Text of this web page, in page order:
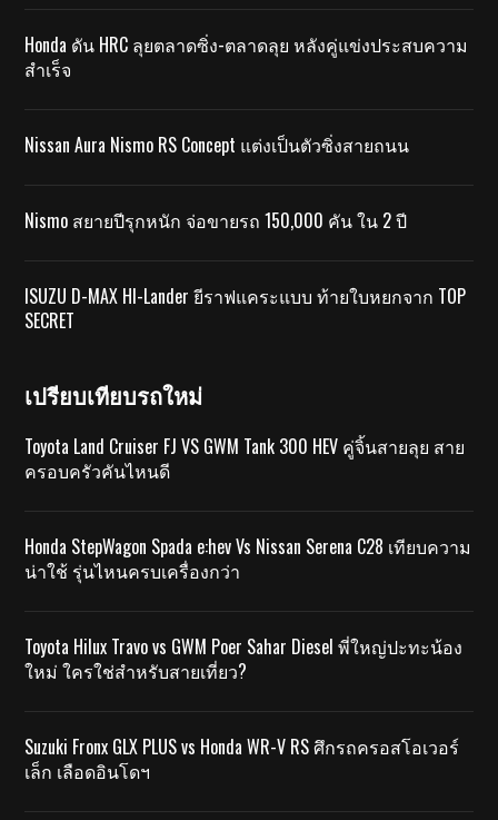
Honda ดัน HRC ลุยตลาดซิ่ง-ตลาดลุย หลังคู่แข่งประสบความ
สำเร็จ
Nissan Aura Nismo RS Concept แต่งเป็นตัวซิ่งสายถนน
Nismo สยายปีรุกหนัก จ่อขายรถ 150,000 คัน ใน 2 ปี
ISUZU D-MAX HI-Lander ยีราฟแคระแบบ ท้ายใบหยกจาก TOP
SECRET
เปรียบเทียบรถใหม่
Toyota Land Cruiser FJ VS GWM Tank 300 HEV คู่จิ้นสายลุย สาย
ครอบครัวคันไหนดี
Honda StepWagon Spada e:hev Vs Nissan Serena C28 เทียบความ
น่าใช้ รุ่นไหนครบเครื่องกว่า
Toyota Hilux Travo vs GWM Poer Sahar Diesel พี่ใหญ่ปะทะน้อง
ใหม่ ใครใช่สำหรับสายเที่ยว?
Suzuki Fronx GLX PLUS vs Honda WR-V RS ศึกรถครอสโอเวอร์
เล็ก เลือดอินโดฯ